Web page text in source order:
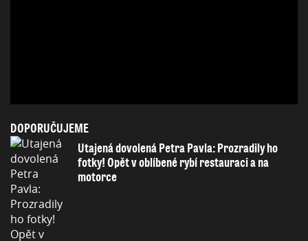
DOPORUČUJEME
Utajená dovolená Petra Pavla: Prozradily ho
fotky! Opět v oblíbené rybí restauraci a na
motorce